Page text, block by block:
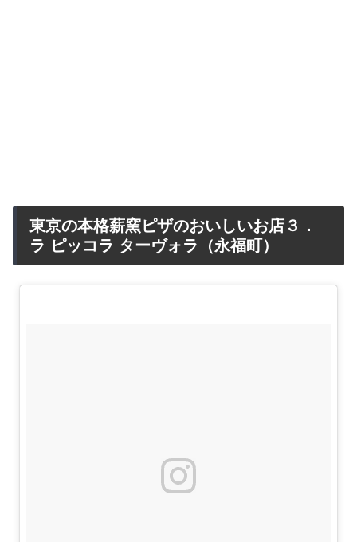
東京の本格薪窯ピザのおいしいお店３．
ラ ピッコラ ターヴォラ（永福町）